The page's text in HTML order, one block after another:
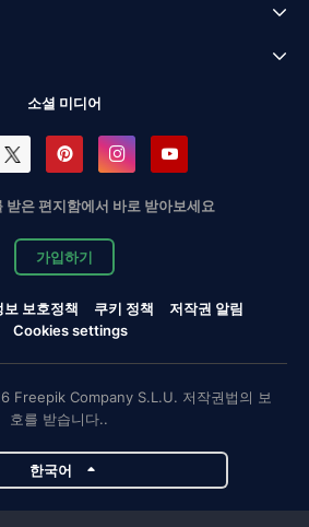
소셜 미디어
받은 편지함에서 바로 받아보세요
가입하기
보 보호정책 쿠키 정책
저작권 알림
Cookies settings
Company S.L.U. 저작권법의 보
호를 받습니다..
한국어